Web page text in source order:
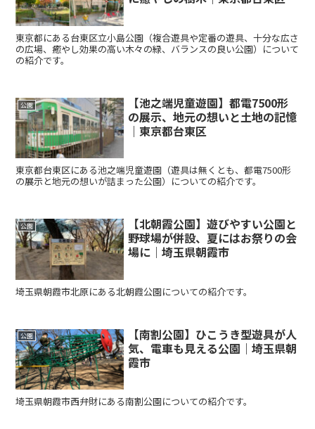
東京都にある台東区立小島公園（複合遊具や定番の遊具、十分な広さ
の広場、癒やし効果の高い木々の緑、バランスの良い公園）について
の紹介です。
公園
【池之端児童遊園】都電7500形
の展示、地元の想いと土地の記憶
｜東京都台東区
東京都台東区にある池之端児童遊園（遊具は無くとも、都電7500形
の展示と地元の想いが詰まった公園）についての紹介です。
公園
【北朝霞公園】遊びやすい公園と
野球場が併設、夏にはお祭りの会
場に｜埼玉県朝霞市
埼玉県朝霞市北原にある北朝霞公園についての紹介です。
公園
【南割公園】ひこうき型遊具が人
気、電車も見える公園｜埼玉県朝
霞市
埼玉県朝霞市西弁財にある南割公園についての紹介です。